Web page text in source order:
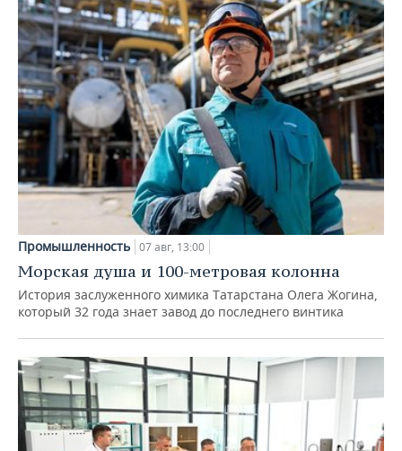
Промышленность 07 авг, 13:00
Морская душа и 100-метровая колонна
История заслуженного химика Татарстана Олега Жогина,
который 32 года знает завод до последнего винтика